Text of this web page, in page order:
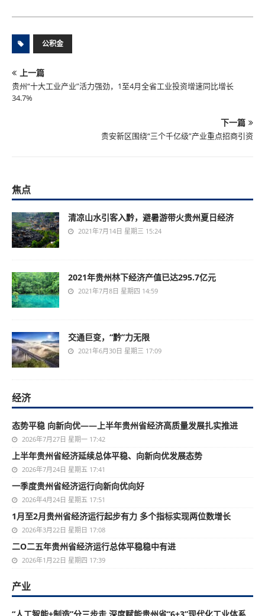
公积金
上一篇
贵州“十大工业产业”活力强劲，1至4月全省工业投资增速同比增长
34.7%
下一篇
贵安新区围绕“三个千亿级”产业重点招商引资
焦点
清凉山水引客入黔，避暑游带火贵州夏日经济
2021年7月14日 星期三 15:24
2021年贵州林下经济产值已达295.7亿元
2021年7月8日 星期四 14:59
交通巨变，“黔”力无限
2021年6月30日 星期三 17:09
经济
态势平稳 向新向优——上半年贵州省经济高质量发展扎实推进
2026年7月27日 星期一 17:42
上半年贵州省经济延续总体平稳、向新向优发展态势
2026年7月24日 星期五 17:41
一季度贵州省经济运行向新向优向好
2026年4月24日 星期五 17:51
1月至2月贵州省经济运行起步有力 多个指标实现两位数增长
2026年3月22日 星期日 17:08
二O二五年贵州省经济运行总体平稳稳中有进
2026年1月22日 星期四 17:39
产业